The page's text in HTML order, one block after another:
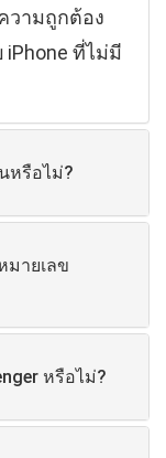
วามถูกต้อง
ที่ไม่มี
หรือไม่?
มายเลข
หรือไม่?